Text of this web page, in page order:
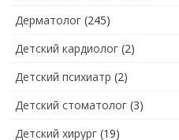
Дерматолог (245)
Детский кардиолог (2)
Детский психиатр (2)
Детский стоматолог (3)
Детский хирург (19)